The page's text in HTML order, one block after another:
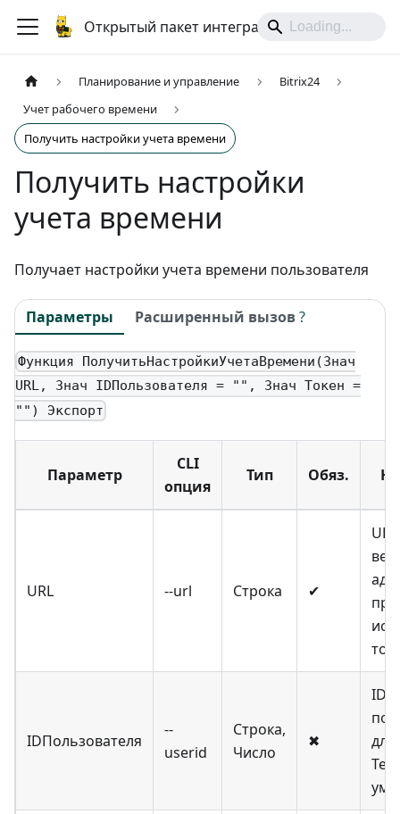
Открытый пакет интеграций
Планирование и управление
Bitrix24
Учет рабочего времени
Получить настройки учета времени
Получить настройки
учета времени
Получает настройки учета времени пользователя
Параметры Расширенный вызов?
Функция ПолучитьНастройкиУчетаВремени(Знач
URL, Знач IDПользователя = "", Знач Токен =
"") Экспорт
Параметр
CLI
опция
Тип Обяз.
URL --url Строка ✔
при
IDПользователя
--
userid
Строка,
Число
✖
ID
для